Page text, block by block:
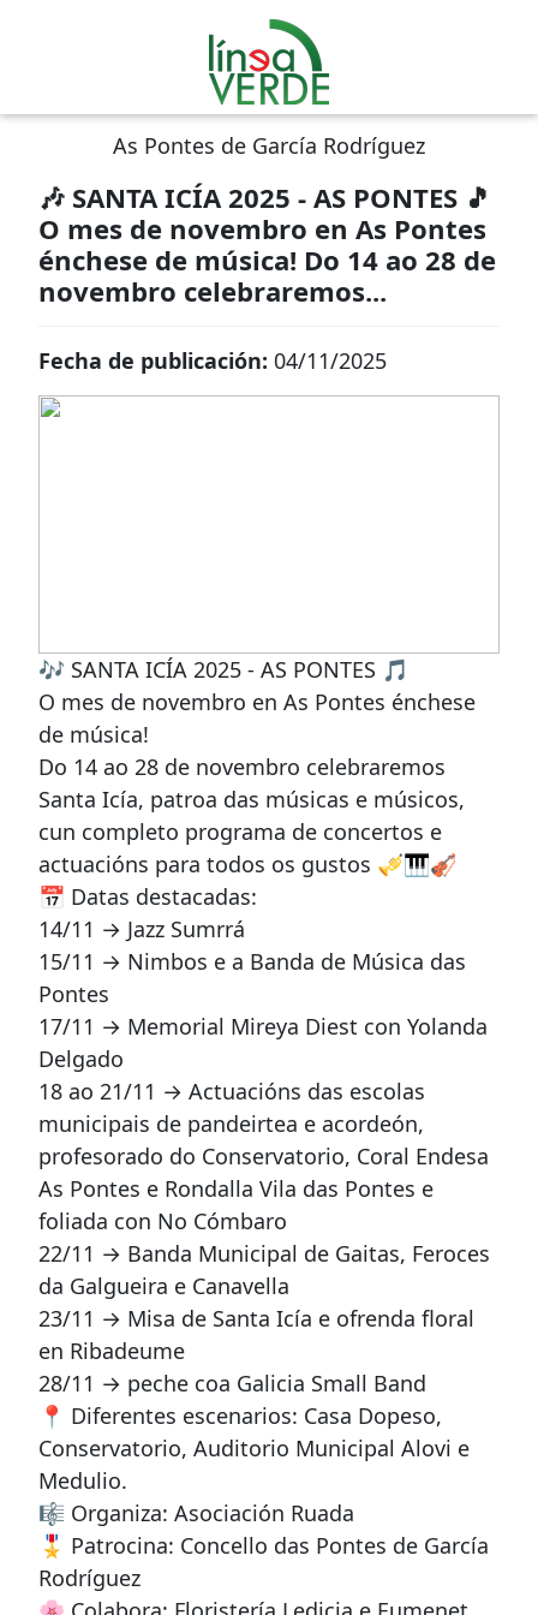
As Pontes de García Rodríguez
🎶 SANTA ICÍA 2025 - AS PONTES 🎵
O mes de novembro en As Pontes
énchese de música! Do 14 ao 28 de
novembro celebraremos...
Fecha de publicación: 04/11/2025
🎶 SANTA ICÍA 2025 - AS PONTES 🎵
O mes de novembro en As Pontes énchese
de música!
Do 14 ao 28 de novembro celebraremos
Santa Icía, patroa das músicas e músicos,
cun completo programa de concertos e
actuacións para todos os gustos 🎺🎹🎻
📅 Datas destacadas:
14/11 → Jazz Sumrrá
15/11 → Nimbos e a Banda de Música das
Pontes
17/11 → Memorial Mireya Diest con Yolanda
Delgado
18 ao 21/11 → Actuacións das escolas
municipais de pandeirtea e acordeón,
profesorado do Conservatorio, Coral Endesa
As Pontes e Rondalla Vila das Pontes e
foliada con No Cómbaro
22/11 → Banda Municipal de Gaitas, Feroces
da Galgueira e Canavella
23/11 → Misa de Santa Icía e ofrenda floral
en Ribadeume
28/11 → peche coa Galicia Small Band
📍 Diferentes escenarios: Casa Dopeso,
Conservatorio, Auditorio Municipal Alovi e
Medulio.
🎼 Organiza: Asociación Ruada
🎖️ Patrocina: Concello das Pontes de García
Rodríguez